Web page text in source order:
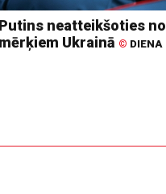
Putins neatteikšoties no
mērķiem Ukrainā © DIENA